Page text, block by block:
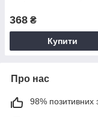
368 ₴
Купити
Про нас
98% позитивних